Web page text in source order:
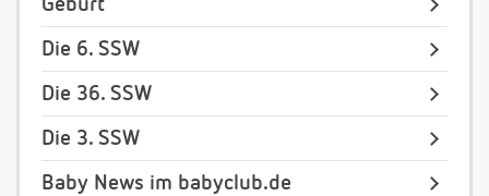
Geburt
Die 6. SSW
Die 36. SSW
Die 3. SSW
Baby News im babyclub.de